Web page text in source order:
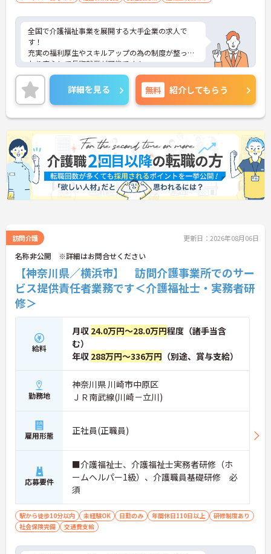
全国で介護福祉事業を展開する大手企業の求人で
す！
充実の福利厚生やスキルアップの為の制度が整って
おり安心して長期就業が可能です！
ご興味ある方には、面接のポイントなど、さらに詳
細をお話致しますのでお気軽にご相談ください。
詳細を見る 無料 紹介してもらう
訪問介護 更新日：2026年08月06日
名称非公開 ※詳細はお問合せください
【神奈川県／横浜市】 訪問介護事業所でのサー
ビス提供責任者業務です＜介護福祉士・実務者研
修＞
給料
月収 24.0万円～28.0万円程度（諸手当含
む）
年収 288万円～336万円 （別途、賞与支給）
勤務地
神奈川県 川崎市中原区
ＪＲ南武線(川崎－立川)
雇用形態 正社員(正職員)
応募要件
■介護福祉士、介護福祉士実務者研修（ホ
ームヘルパー1級）、介護職員基礎研修 必
須
駅から徒歩10分以内 未経験OK 日勤のみ 年間休日110日以上
研修制度あり
社会保険完備
交通費支給